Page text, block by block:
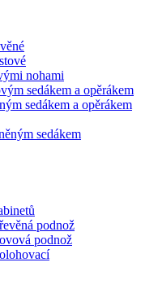
nohami
sedákem a opěrákem
sedákem a opěrákem
sedákem
podnož
podnož